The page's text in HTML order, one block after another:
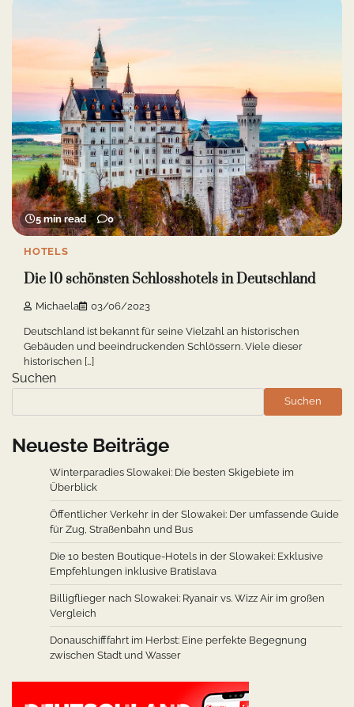
5 min read 0
HOTELS
Die 10 schönsten Schlosshotels in Deutschland
Michaela 03/06/2023
Deutschland ist bekannt für seine Vielzahl an historischen
Gebäuden und beeindruckenden Schlössern. Viele dieser
historischen […]
Suchen
Suchen
Neueste Beiträge
Winterparadies Slowakei: Die besten Skigebiete im
Überblick
Öffentlicher Verkehr in der Slowakei: Der umfassende Guide
für Zug, Straßenbahn und Bus
Die 10 besten Boutique-Hotels in der Slowakei: Exklusive
Empfehlungen inklusive Bratislava
Billigflieger nach Slowakei: Ryanair vs. Wizz Air im großen
Vergleich
Donauschifffahrt im Herbst: Eine perfekte Begegnung
zwischen Stadt und Wasser